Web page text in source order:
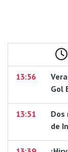
13:56
Gol
13:51
Dos
de